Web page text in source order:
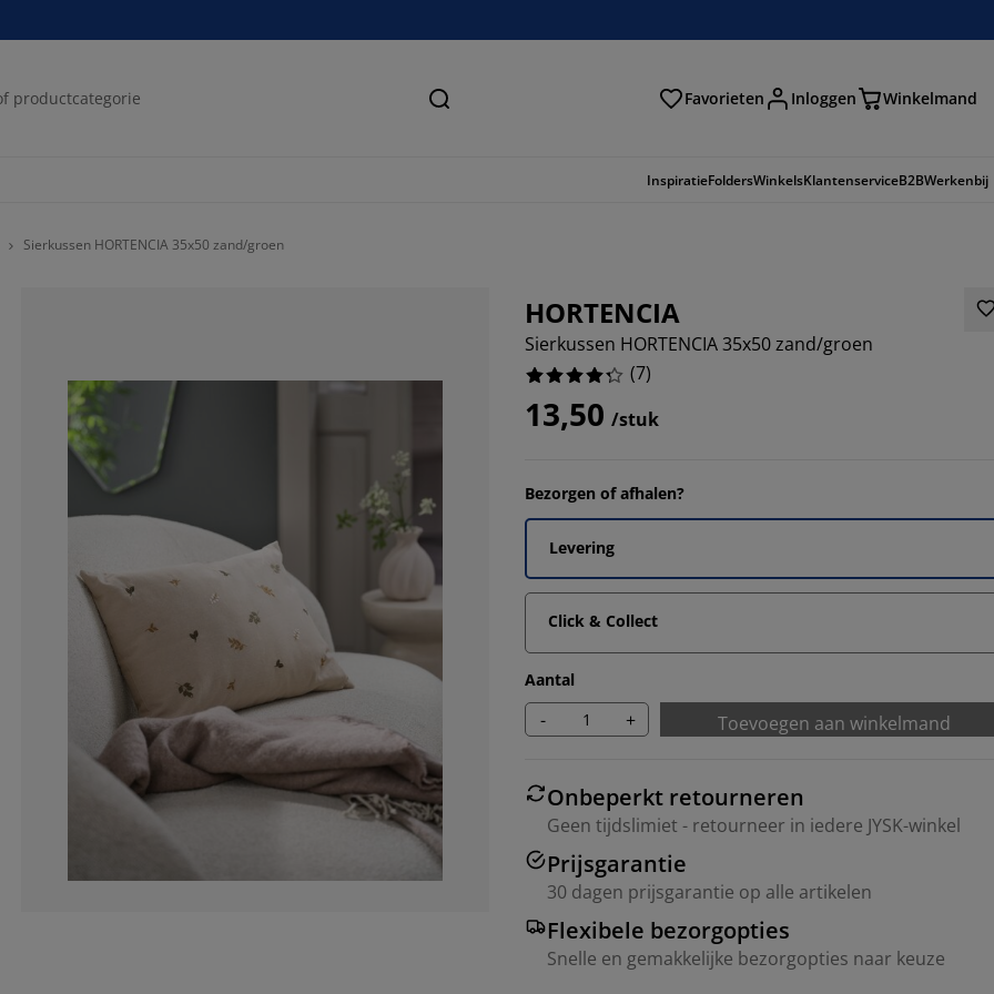
Zoeken Favorieten Inloggen Winkelmand
InspiratieFoldersWinkelsKlantenserviceB2BWerkenbij
Sierkussen HORTENCIA 35x50 zand/groen
HORTENCIA
Sierkussen HORTENCIA 35x50 zand/groen
(7)
13,50 /stuk
Bezorgen of afhalen?
Levering
Click & Collect
Aantal
- + Toevoegen aan winkelmand
Onbeperkt retourneren
Geen tijdslimiet - retourneer in iedere JYSK-winkel
Prijsgarantie
30 dagen prijsgarantie op alle artikelen
Flexibele bezorgopties
Snelle en gemakkelijke bezorgopties naar keuze
71.42857142857143%
14.285714285714285%
14.285714285714285%